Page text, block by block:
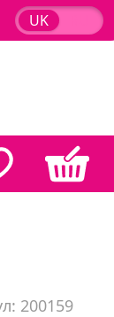
UK
200159